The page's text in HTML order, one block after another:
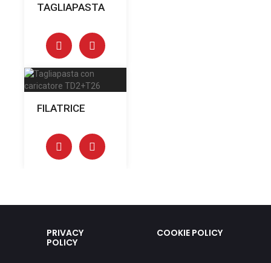
TAGLIAPASTA
FILATRICE
PRIVACY
POLICY
COOKIE POLICY